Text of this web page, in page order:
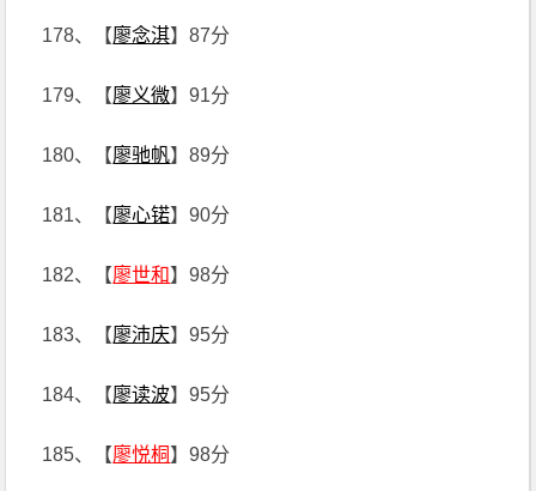
178、【廖念淇】87分
179、【廖义微】91分
180、【廖驰帆】89分
181、【廖心锘】90分
182、【廖世和】98分
183、【廖沛庆】95分
184、【廖读波】95分
185、【廖悦桐 】98分